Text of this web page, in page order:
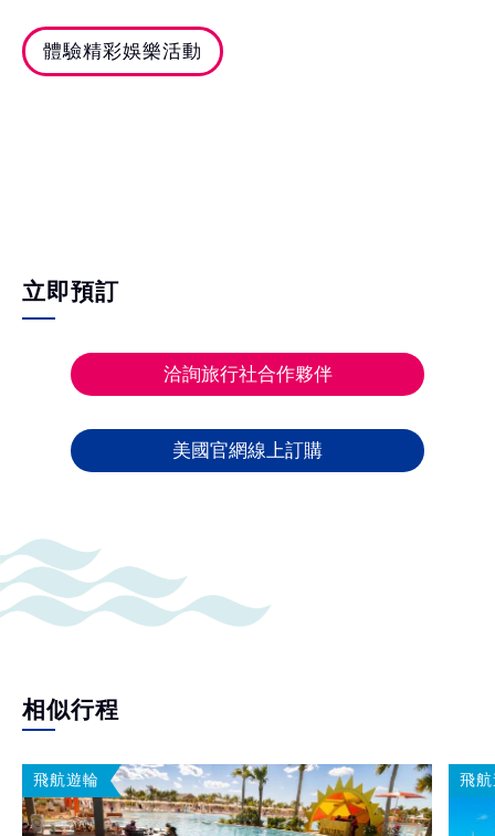
體驗精彩娛樂活動
立即預訂
洽詢旅行社合作夥伴
美國官網線上訂購
相似行程
飛航遊輪 飛